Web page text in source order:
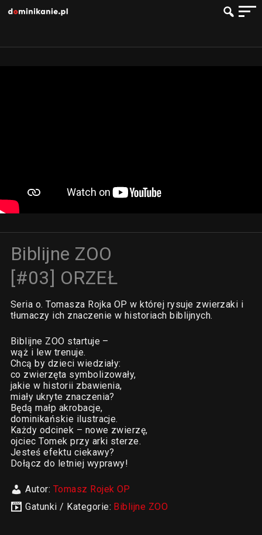
Biblijne ZOO
[#03] ORZEŁ
Seria o. Tomasza Rojka OP w której rysuje zwierzaki i
tłumaczy ich znaczenie w historiach biblijnych.
Biblijne ZOO startuje –
wąż i lew trenuje.
Chcą by dzieci wiedziały:
co zwierzęta symbolizowały,
jakie w historii zbawienia,
miały ukryte znaczenia?
Będą małp akrobacje,
dominikańskie ilustracje.
Każdy odcinek – nowe zwierzę,
ojciec Tomek przy arki sterze.
Jesteś efektu ciekawy?
Dołącz do letniej wyprawy!
Autor: Tomasz Rojek OP
Gatunki / Kategorie: Biblijne ZOO